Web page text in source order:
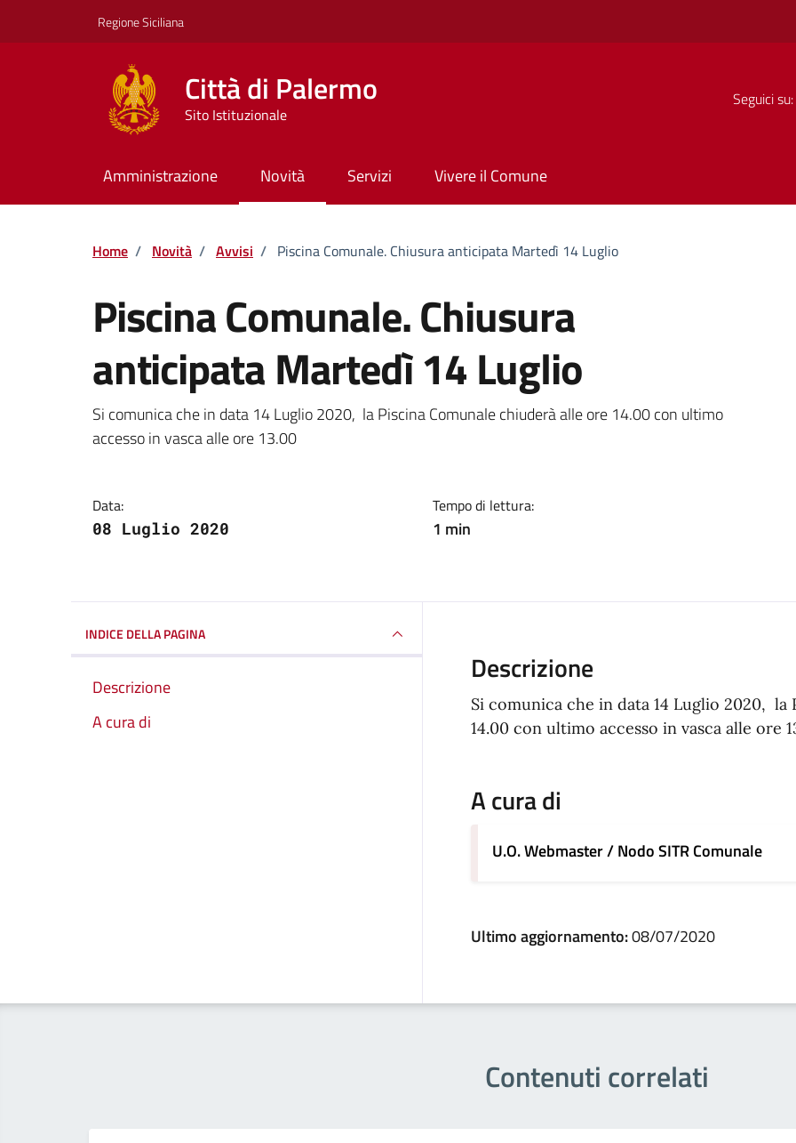
Regione Siciliana
Città di Palermo
Sito Istituzionale
Seguici su:
Amministrazione Novità Servizi Vivere il Comune
Home / Novità / Avvisi / Piscina Comunale. Chiusura anticipata Martedì 14 Luglio
Piscina Comunale. Chiusura
anticipata Martedì 14 Luglio
Dettagli della notizia
Si comunica che in data 14 Luglio 2020, la Piscina Comunale chiuderà alle ore 14.00 con ultimo
accesso in vasca alle ore 13.00
Data:
08 Luglio 2020
Tempo di lettura:
1 min
INDICE DELLA PAGINA
Descrizione
A cura di
Descrizione
Si comunica che in data 14 Luglio 2020,
14.00 con ultimo accesso in vasca alle ore
A cura di
U.O. Webmaster / Nodo SITR Comunale
Ultimo aggiornamento:08/07/2020
Contenuti correlati